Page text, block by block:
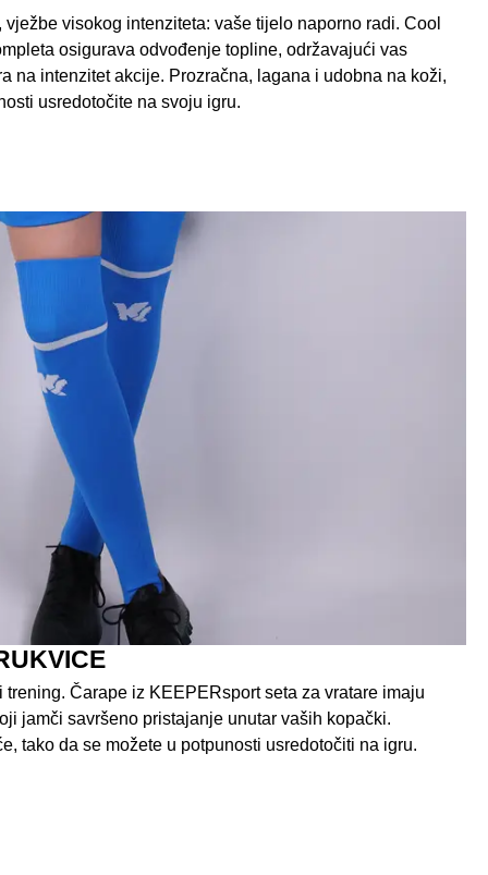
visokog intenziteta: vaše tijelo naporno radi. Cool
osigurava odvođenje topline, održavajući vas
na intenzitet akcije. Prozračna, lagana i udobna na koži,
usredotočite na svoju igru.
Čarape iz KEEPERsport seta za vratare imaju
jamči savršeno pristajanje unutar vaših kopački.
tako da se možete u potpunosti usredotočiti na igru.